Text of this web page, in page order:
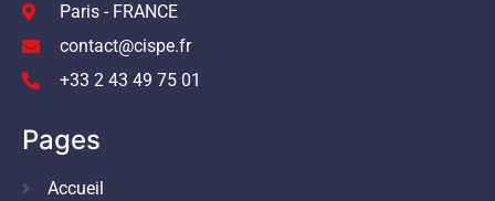
Paris - FRANCE
contact@cispe.fr
+33 2 43 49 75 01
Pages
Accueil